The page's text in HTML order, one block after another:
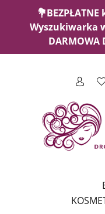
Wyszukiwarka
DARMOWA